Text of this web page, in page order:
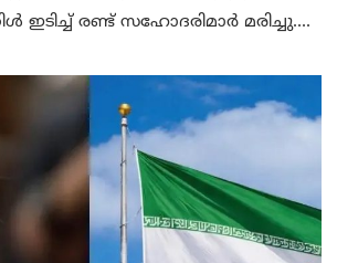
ഇടിച്ച് രണ്ട് സഹോദരിമാർ മരിച്ചു....